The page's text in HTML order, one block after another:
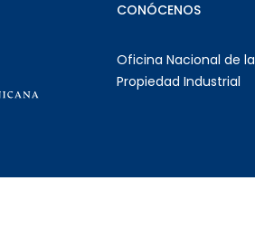
CONÓCENOS
Oficina Nacional de la
Propiedad Industrial